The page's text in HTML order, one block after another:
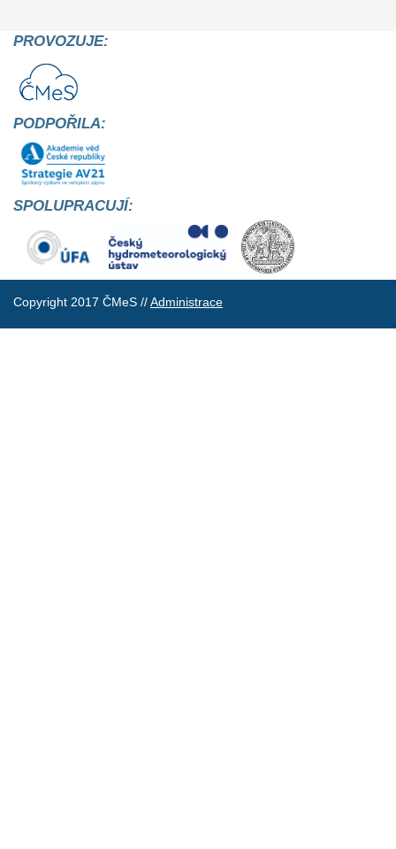
PROVOZUJE:
PODPOŘILA:
SPOLUPRACUJÍ:
Copyright 2017 ČMeS //Administrace